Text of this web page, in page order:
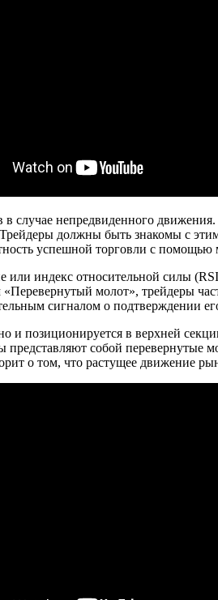
случае непредвиденного
должны быть знакомы с
успешной торговли с
индекс относительной силы
молот», трейдеры
сигналом о подтверждении
и позиционируется в верхней
собой перевернутые
о том, что растущее движение